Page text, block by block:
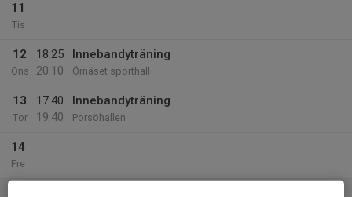
11
Tis
12
Ons
18:25
20:10
Innebandyträning
Örnäset sporthall
13
Tor
17:40
19:40
Innebandyträning
Porsöhallen
14
Fre